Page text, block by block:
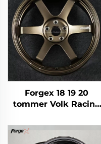
Forgex 18 19 20
tommer Volk Racing
Sort Bronze Chrome
5x120 5x114.3 5x112